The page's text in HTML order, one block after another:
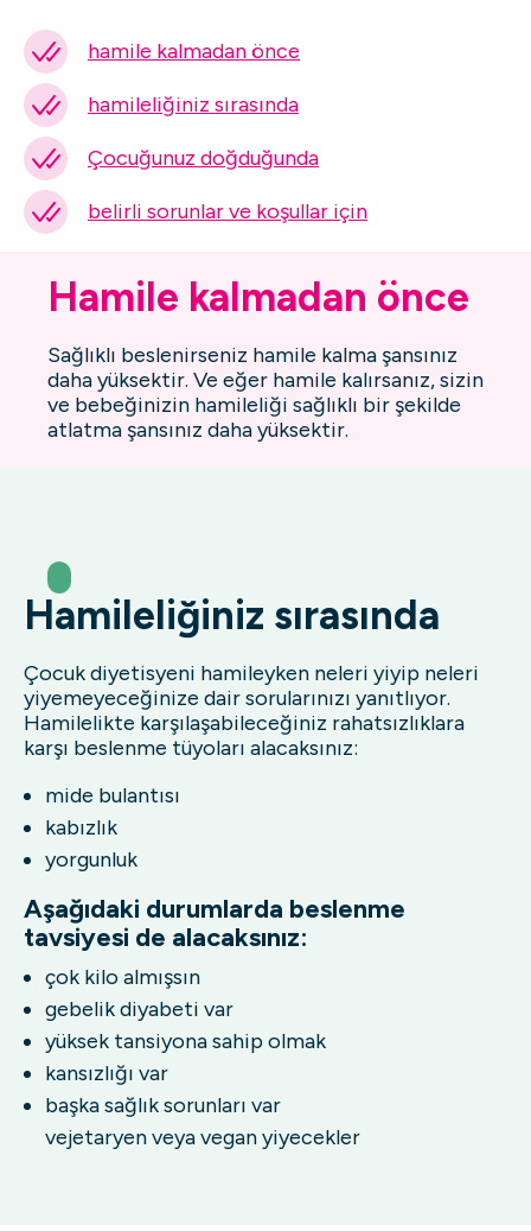
hamile kalmadan önce
hamileliğiniz sırasında
Çocuğunuz doğduğunda
belirli sorunlar ve koşullar için
Hamile kalmadan önce
Sağlıklı beslenirseniz hamile kalma şansınız
daha yüksektir. Ve eğer hamile kalırsanız, sizin
ve bebeğinizin hamileliği sağlıklı bir şekilde
atlatma şansınız daha yüksektir.
Hamileliğiniz sırasında
Çocuk diyetisyeni hamileyken neleri yiyip neleri
yiyemeyeceğinize dair sorularınızı yanıtlıyor.
Hamilelikte karşılaşabileceğiniz rahatsızlıklara
karşı beslenme tüyoları alacaksınız:
mide bulantısı
kabızlık
yorgunluk
Aşağıdaki durumlarda beslenme
tavsiyesi de alacaksınız:
çok kilo almışsın
gebelik diyabeti var
yüksek tansiyona sahip olmak
kansızlığı var
başka sağlık sorunları var
vejetaryen veya vegan yiyecekler